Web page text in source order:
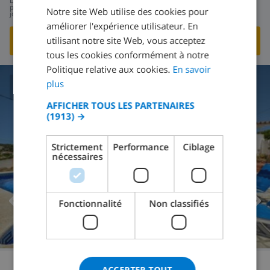
par
jour 152,83 $US
VOIR CETTE VILLA›
DUTCH
SPANISH
GERMAN
DANISH
Notre site Web utilise des cookies pour
améliorer l'expérience utilisateur. En
utilisant notre site Web, vous acceptez
tous les cookies conformément à notre
Politique relative aux cookies. En savoir
plus
AFFICHER TOUS LES PARTENAIRES
(1913) →
Strictement
nécessaires
Performance Ciblage
Fonctionnalité Non classifiés